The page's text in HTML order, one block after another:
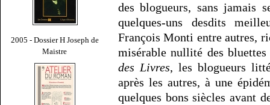
2005 - Dossier H Joseph de
Maistre
des blogueurs, sans jamais
quelques-uns desdits
François Monti entre autres,
misérable nullité des
des Livres, les blogueurs
après les autres, à une
quelques bons siècles avant